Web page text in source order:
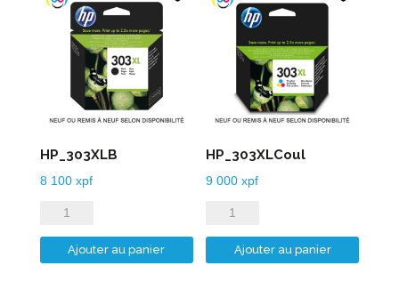
HP_303XLB
8 100 xpf
quantité
de
HP_303XLB
Ajouter au panier
HP_303XLCoul
9 000xpf
quantité
de
HP_303XLCoul
Ajouter au panier